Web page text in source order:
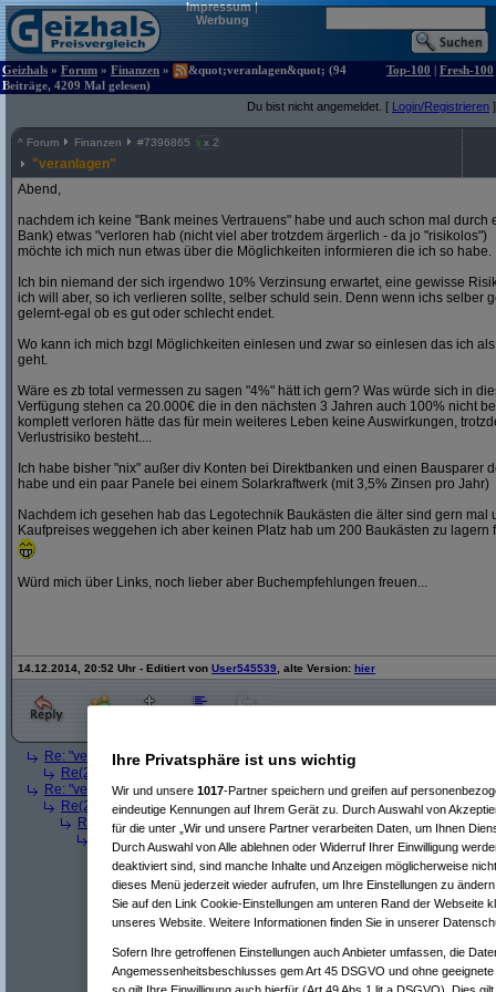
Impressum|
Werbung
Geizhals » Forum » Finanzen »
&quot;veranlagen&quot; (94
Beiträge, 4209 Mal gelesen)
Top-100 | Fresh-100
Du bist nicht angemeldet. [ Login/Registrieren ]
^ Forum Finanzen #7396865 x 2
"veranlagen"
Abend,
nachdem ich keine "Bank meines Vertrauens" habe und auch schon mal
Bank) etwas "verloren hab (nicht viel aber trotzdem ärgerlich - da jo "risikolos")
möchte ich mich nun etwas über die Möglichkeiten informieren die ich so habe.
Ich bin niemand der sich irgendwo 10% Verzinsung erwartet, eine gewisse
ich will aber, so ich verlieren sollte, selber schuld sein. Denn wenn ichs selber
gelernt-egal ob es gut oder schlecht endet.
Wo kann ich mich bzgl Möglichkeiten einlesen und zwar so einlesen das ich
geht.
Wäre es zb total vermessen zu sagen "4%" hätt ich gern? Was würde sich in
Verfügung stehen ca 20.000€ die in den nächsten 3 Jahren auch 100% nicht
komplett verloren hätte das für mein weiteres Leben keine Auswirkungen,
Verlustrisiko besteht....
Ich habe bisher "nix" außer div Konten bei Direktbanken und einen Bausparer
habe und ein paar Panele bei einem Solarkraftwerk (mit 3,5% Zinsen pro Jahr)
Nachdem ich gesehen hab das Legotechnik Baukästen die älter sind gern mal
Kaufpreises weggehen ich aber keinen Platz hab um 200 Baukästen zu lagern
Würd mich über Links, noch lieber aber Buchempfehlungen freuen...
14.12.2014, 20:52 Uhr - Editiert von User545539 , alte Version: hier
Re: "veranlagen" (user609669am 14.12.2014, 22:00:14)
Re(2): "veranlagen"
User545539
am 14.12.2014, 22:45:43)
Re: "veranlagen"(extrem_oaga_nick am 14.12.2014, 22:13:51)
Re(2): "veranlagen"(User545539am 14.12.2014, 22:45:28)
Re(3): "veranlagen"(Paulas_Papaam 15.12.2014, 01:15:24)
Re(4): "veranlagen"
(User545539
am 15.12.2014, 03:31:35)
Re(5): "veranlagen"
(Paulas_Papaam 15.12.2014, 07:28:24)
Re(6): "veranlagen"(user609669am 16.12.2014, 05:01:05)
Re(7): "veranlagen"(Paulas_Papaam 16.12.2014,
Re(8): "veranlagen"(user609669am 16.12.2014,
Re(5): "veranlagen"
( cibsam 15.12.2014, 18:36:30)
Re(6): "veranlagen"
Ihre Privatsphäre ist uns wichtig
Wir und unsere 1017-Partner speichern und greifen auf
eindeutige Kennungen auf Ihrem Gerät zu. Durch Auswahl von
für die unter „Wir und unsere Partner verarbeiten Daten, um Ihnen
Durch Auswahl von Alle ablehnen oder Widerruf Ihrer Einwilligung
deaktiviert sind, sind manche Inhalte und Anzeigen möglicherweise
dieses Menü jederzeit wieder aufrufen, um Ihre Einstellungen zu
Sie auf den Link Cookie-Einstellungen am unteren Rand der Webseite
unseres Website. Weitere Informationen finden Sie in unserer
Sofern Ihre getroffenen Einstellungen auch Anbieter umfassen, die
Angemessenheitsbeschlusses gem Art 45 DSGVO und ohne